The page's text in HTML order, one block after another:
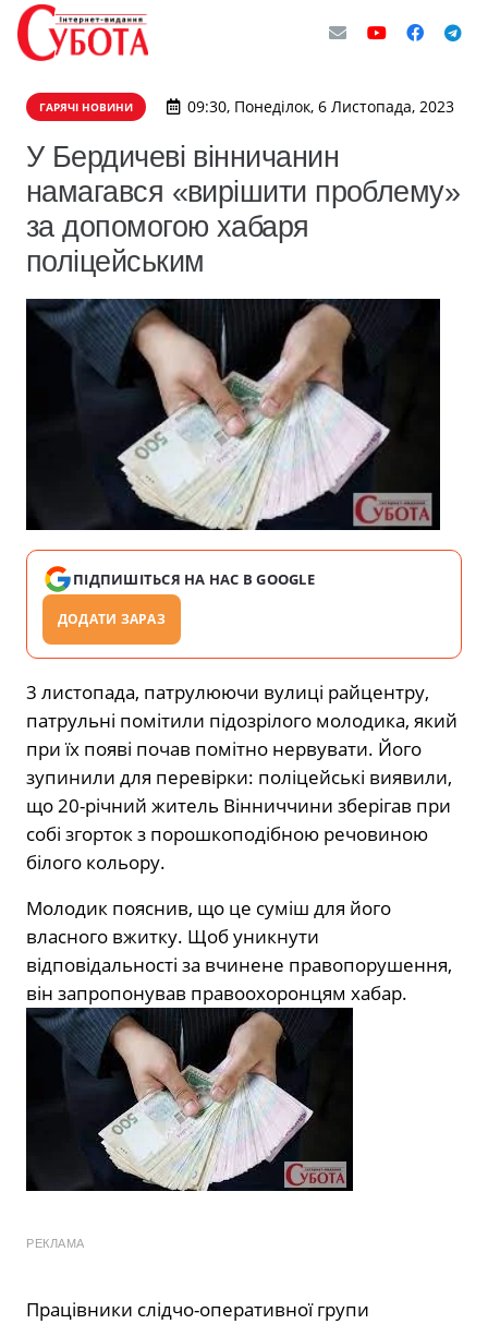
ГАРЯЧІ НОВИНИ 09:30, Понеділок, 6 Листопада, 2023
​У Бердичеві вінничанин
намагався «вирішити проблему»
за допомогою хабаря
поліцейським
ПІДПИШІТЬСЯ НА НАС В GOOGLE
ДОДАТИ ЗАРАЗ
3 листопада, патрулюючи вулиці райцентру,
патрульні помітили підозрілого молодика, який
при їх появі почав помітно нервувати. Його
зупинили для перевірки: поліцейські виявили,
що 20-річний житель Вінниччини зберігав при
собі згорток з порошкоподібною речовиною
білого кольору.
Молодик пояснив, що це суміш для його
власного вжитку. Щоб уникнути
відповідальності за вчинене правопорушення,
він запропонував правоохоронцям хабар.
РЕКЛАМА
Працівники слідчо-оперативної групи